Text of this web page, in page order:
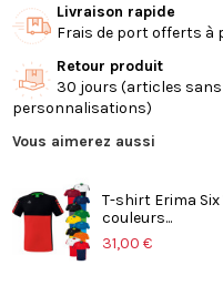
Livraison rapide
Frais de port offerts à
Retour produit
30 jours (articles sans
personnalisations)
Vous aimerez aussi
T-shirt Erima Six
couleurs...
31,00 €